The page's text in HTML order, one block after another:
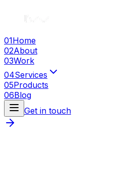
01Home
02About
03Work
04Services
05Products
06Blog
Get in touch